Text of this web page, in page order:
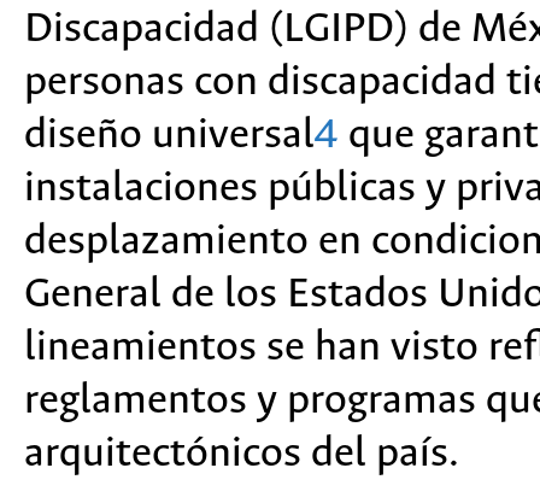
Discapacidad (LGIPD) de
personas con discapacidad
diseño universal4 que
instalaciones públicas y
desplazamiento en
General de los Estados
lineamientos se han visto
reglamentos y programas
arquitectónicos del país.